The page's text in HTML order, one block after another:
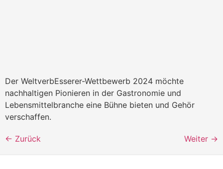
Der WeltverbEsserer-Wettbewerb 2024 möchte
nachhaltigen Pionieren in der Gastronomie und
Lebensmittelbranche eine Bühne bieten und Gehör
verschaffen.
← Zurück Weiter →